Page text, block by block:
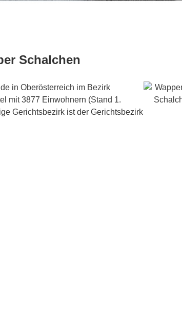
Schalchen
in Oberösterreich im Bezirk
mit 3877 Einwohnern (Stand 1.
Gerichtsbezirk ist der Gerichtsbezirk